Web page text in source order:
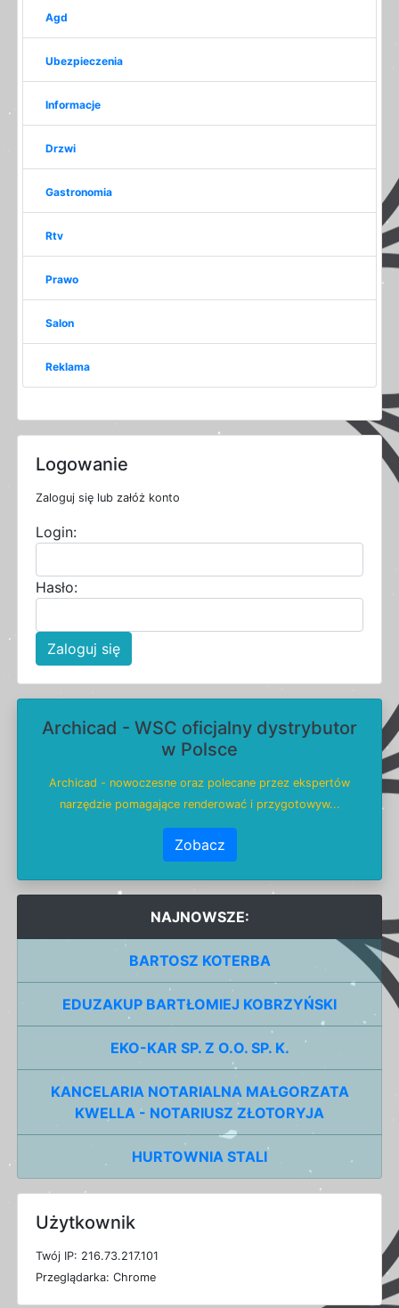
Agd
Ubezpieczenia
Informacje
Drzwi
Gastronomia
Rtv
Prawo
Salon
Reklama
Logowanie
Zaloguj się lub załóż konto
Login:
Hasło:
Zaloguj się
Archicad - WSC oficjalny dystrybutor
w Polsce
Archicad - nowoczesne oraz polecane przez ekspertów
narzędzie pomagające renderować i przygotowyw...
Zobacz
NAJNOWSZE:
BARTOSZ KOTERBA
EDUZAKUP BARTŁOMIEJ KOBRZYŃSKI
EKO-KAR SP. Z O.O. SP. K.
KANCELARIA NOTARIALNA MAŁGORZATA
KWELLA - NOTARIUSZ ZŁOTORYJA
HURTOWNIA STALI
Użytkownik
Twój IP: 216.73.217.101
Przeglądarka: Chrome